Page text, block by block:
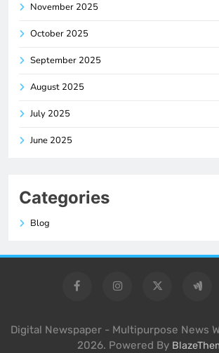
November 2025
October 2025
September 2025
August 2025
July 2025
June 2025
Categories
Blog
Digital Newspaper - Multipurpose News
2026. Powered By